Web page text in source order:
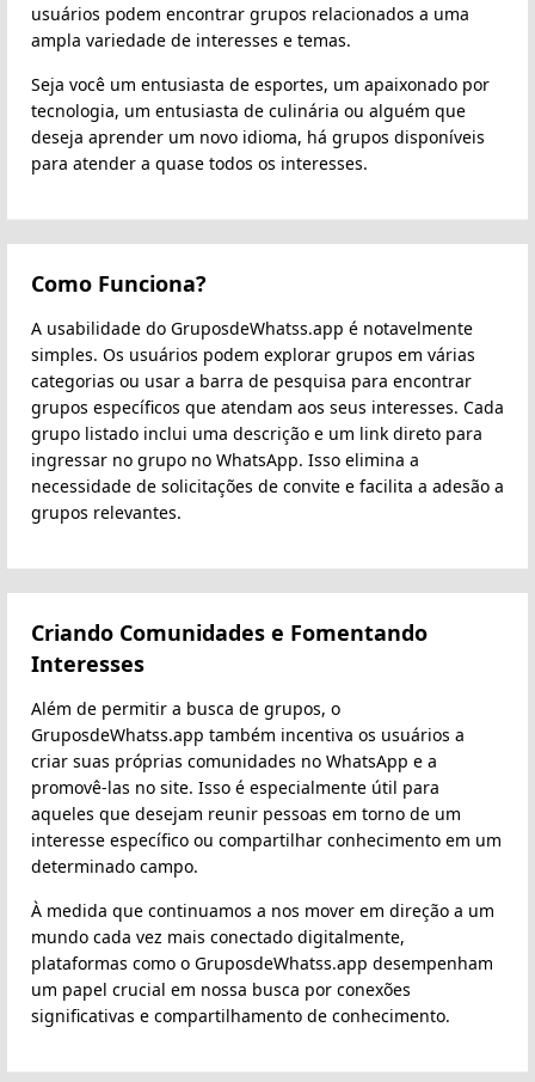
usuários podem encontrar grupos relacionados a uma
ampla variedade de interesses e temas.
Seja você um entusiasta de esportes, um apaixonado por
tecnologia, um entusiasta de culinária ou alguém que
deseja aprender um novo idioma, há grupos disponíveis
para atender a quase todos os interesses.
Como Funciona?
A usabilidade do GruposdeWhatss.app é notavelmente
simples. Os usuários podem explorar grupos em várias
categorias ou usar a barra de pesquisa para encontrar
grupos específicos que atendam aos seus interesses. Cada
grupo listado inclui uma descrição e um link direto para
ingressar no grupo no WhatsApp. Isso elimina a
necessidade de solicitações de convite e facilita a adesão a
grupos relevantes.
Criando Comunidades e Fomentando
Interesses
Além de permitir a busca de grupos, o
GruposdeWhatss.app também incentiva os usuários a
criar suas próprias comunidades no WhatsApp e a
promovê-las no site. Isso é especialmente útil para
aqueles que desejam reunir pessoas em torno de um
interesse específico ou compartilhar conhecimento em um
determinado campo.
À medida que continuamos a nos mover em direção a um
mundo cada vez mais conectado digitalmente,
plataformas como o GruposdeWhatss.app desempenham
um papel crucial em nossa busca por conexões
significativas e compartilhamento de conhecimento.